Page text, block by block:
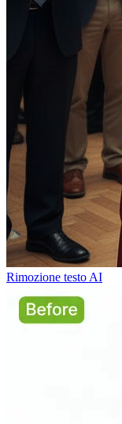
Rimozione testo AI